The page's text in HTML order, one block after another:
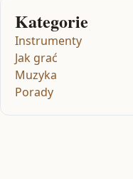
Kategorie
Instrumenty
Jak grać
Muzyka
Porady